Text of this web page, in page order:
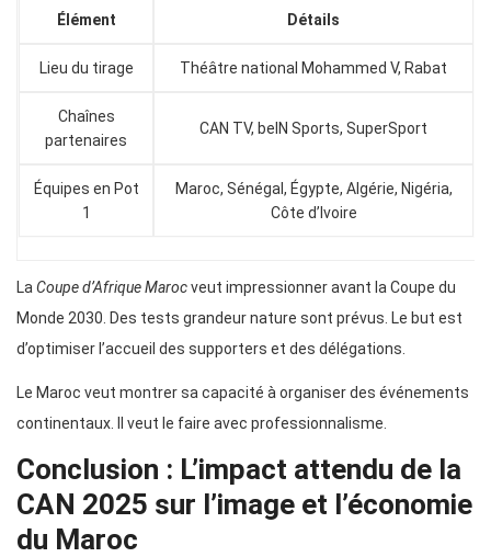
Élément Détails
Lieu du tirage Théâtre national Mohammed V, Rabat
Chaînes
partenaires
CAN TV, beIN Sports, SuperSport
Équipes en Pot
1
Maroc, Sénégal, Égypte, Algérie, Nigéria,
Côte d’Ivoire
La Coupe d’Afrique Marocveut impressionner avant la Coupe du
Monde 2030. Des tests grandeur nature sont prévus. Le but est
d’optimiser l’accueil des supporters et des délégations.
Le Maroc veut montrer sa capacité à organiser des événements
continentaux. Il veut le faire avec professionnalisme.
Conclusion : L’impact attendu de la
CAN 2025 sur l’image et l’économie
du Maroc